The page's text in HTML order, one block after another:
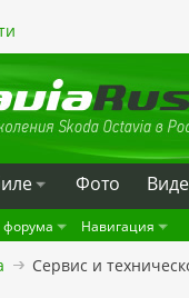
Фото
Навигация
Сервис и